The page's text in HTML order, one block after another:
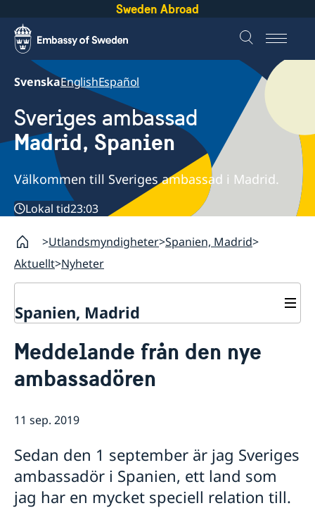
Sweden Abroad
SvenskaEnglishEspañol
Sveriges ambassad
Madrid, Spanien
Välkommen till Sveriges ambassad i Madrid.
Lokal tid23:03
Utlandsmyndigheter Spanien, Madrid
Aktuellt Nyheter
Spanien, Madrid
Om oss
Ambassadens personal
Dataskyddspolicy (GDPR)
Lediga tjänster
Så stöttar vi svenska företag
Team Sweden
Så kan du få stöd
Svenska företag i Spanien
Anmäl handelshinder
Nyheter
evenemang
Svenskrelaterade kontakter i Spanien
Meddelande från den nye
ambassadören
11 sep. 2019
Sedan den 1 september är jag Sveriges
ambassadör i Spanien, ett land som
jag har en mycket speciell relation till.